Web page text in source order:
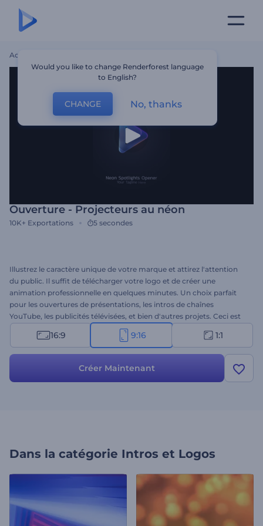
Accueil
Ouverture - Projecteurs au néon
10K+ Exportations 5 secondes
Illustrez le caractère unique de votre marque et attirez l'attention
du public. Il suffit de télécharger votre logo et de créer une
animation professionnelle en quelques minutes. Un choix parfait
pour les ouvertures de présentations, les intros de chaînes
YouTube, les publicités télévisées, et bien d'autres projets. Ceci est
votre chance de devancer la concurrence avec un nom de marque
à la hauteur de l'unicité de son style. Faites-en l'essai dès
16:9 9:16 1:1
Créer Maintenant
Dans la catégorie Intros et Logos
Would you like to change Renderforest language
to English?
CHANGE No, thanks